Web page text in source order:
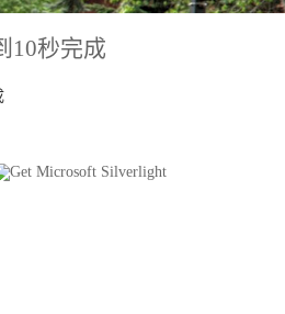
10秒完成